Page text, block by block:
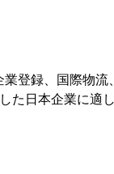
登録、国際物流
た日本企業に適